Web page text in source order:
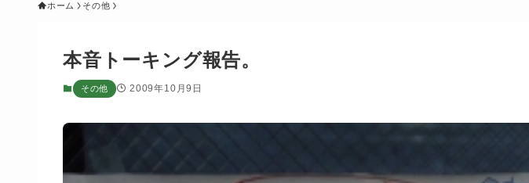
ホーム その他
本音トーキング報告。
その他 2009年10月9日